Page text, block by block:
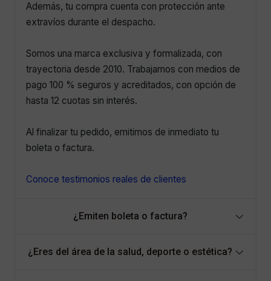
Además, tu compra cuenta con protección ante
extravíos durante el despacho.
Somos una marca exclusiva y formalizada, con
trayectoria desde 2010. Trabajamos con medios de
pago 100 % seguros y acreditados, con opción de
hasta 12 cuotas sin interés.
Al finalizar tu pedido, emitimos de inmediato tu
boleta o factura.
Conoce testimonios reales de clientes
¿Emiten boleta o factura?
¿Eres del área de la salud, deporte o estética?